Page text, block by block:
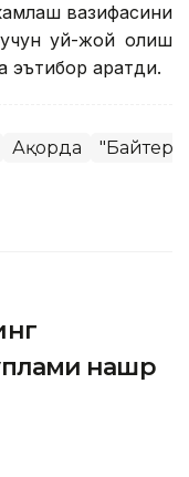
вазифасини
учун уй-жой олиш
қаратди.
Ақорда
нашр